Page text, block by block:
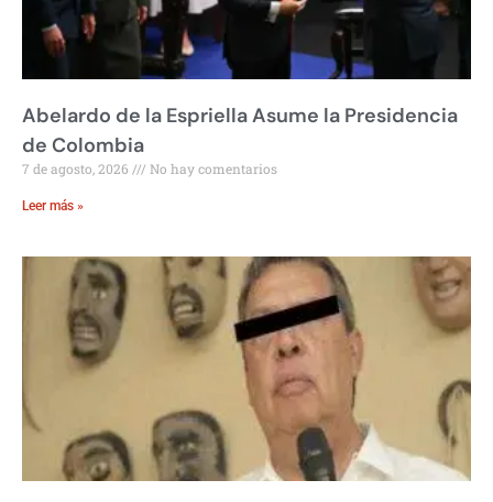
Abelardo de la Espriella Asume la Presidencia
de Colombia
7 de agosto, 2026 No hay comentarios
Leer más »